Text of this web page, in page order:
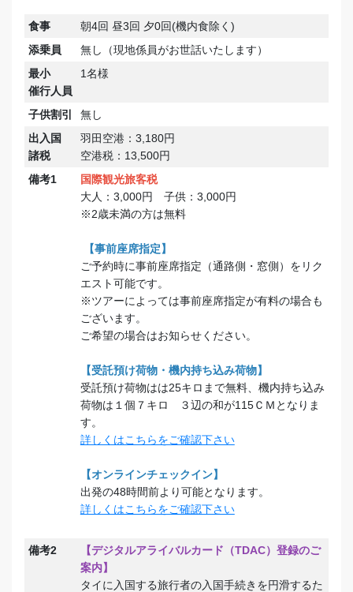
食事
朝4回 昼3回 夕0回(機内食除く)
添乗員
無し（現地係員がお世話いたします）
最小
催行人員
1名様
子供割引
無し
出入国
諸税
羽田空港：3,180円
空港税：13,500円
備考1
国際観光旅客税
大人：3,000円 子供：3,000円
※2歳未満の方は無料
【事前座席指定】
ご予約時に事前座席指定（通路側・窓側）をリク
エスト可能です。
※ツアーによっては事前座席指定が有料の場合も
ございます。
ご希望の場合はお知らせください。
【受託預け荷物・機内持ち込み荷物】
受託預け荷物はは25キロまで無料、機内持ち込み
荷物は１個７キロ ３辺の和が115ＣＭとなりま
す。
詳しくはこちらをご確認下さい
【オンラインチェックイン】
出発の48時間前より可能となります。
詳しくはこちらをご確認下さい
備考2
【デジタルアライバルカード（TDAC）登録のご
案内】
タイに入国する旅行者の入国手続きを円滑するた